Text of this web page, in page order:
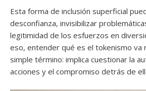
Esta forma de inclusión superficial
desconfianza, invisibilizar
legitimidad de los esfuerzos en
eso, entender qué es el tokenismo va
simple término: implica cuestionar la
acciones y el compromiso detrás de